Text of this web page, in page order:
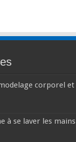
corporel et
à se laver les mains